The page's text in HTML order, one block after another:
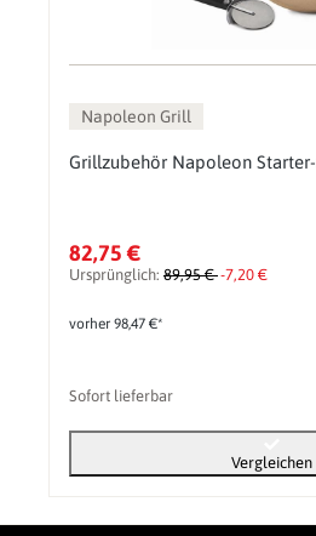
Napoleon Grill
Grillzubehör Napoleon
82,75 €
Ursprünglich: 89,95 €-7,20 €
vorher 98,47 €*
Sofort lieferbar
Vergleichen